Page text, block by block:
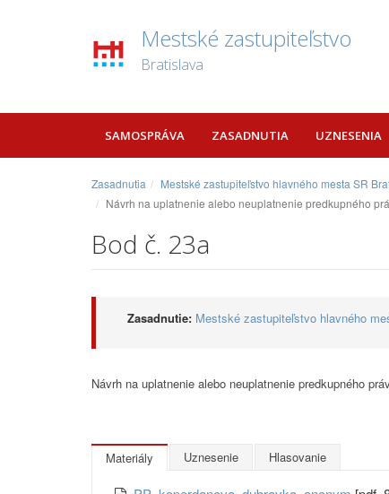
Mestské zastupiteľstvo
Bratislava
SAMOSPRÁVA ZASADNUTIA UZNESENIA
Zasadnutia
Mestské zastupiteľstvo hlavného mesta SR
Návrh na uplatnenie alebo neuplatnenie predkupného
Bod č. 23a
Zasadnutie: Mestské zastupiteľstvo hlavného
Návrh na uplatnenie alebo neuplatnenie predkupného
Materiály Uznesenie Hlasovanie